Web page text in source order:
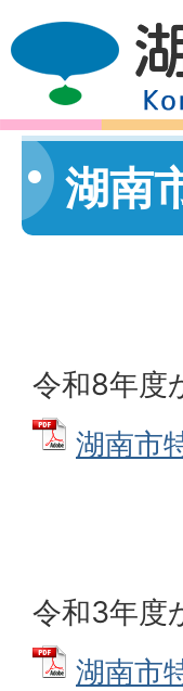
湖南
令和8年度
湖南市
令和3年度
湖南市